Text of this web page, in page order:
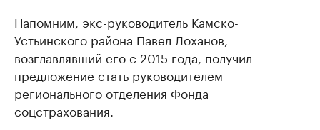
Напомним, экс-руководитель Камско-
Устьинского района Павел Лоханов,
возглавлявший его с 2015 года, получил
предложение стать руководителем
регионального отделения Фонда
соцстрахования.